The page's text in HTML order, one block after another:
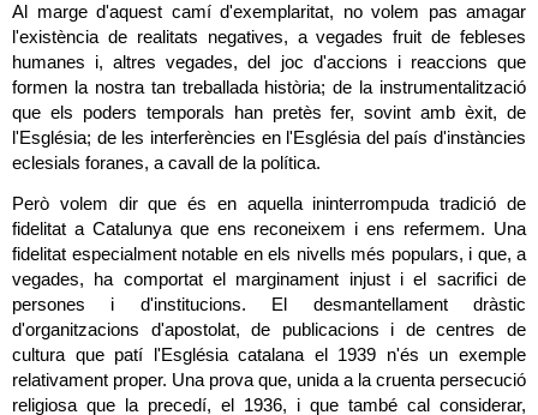
Al marge d'aquest camí d'exemplaritat, no volem pas amagar
l'existència de realitats negatives, a vegades fruit de febleses
humanes i, altres vegades, del joc d'accions i reaccions que
formen la nostra tan treballada història; de la instrumentalització
que els poders temporals han pretès fer, sovint amb èxit, de
l'Església; de les interferències en l'Església del país d'instàncies
eclesials foranes, a cavall de la política.
Però volem dir que és en aquella ininterrompuda tradició de
fidelitat a Catalunya que ens reconeixem i ens refermem. Una
fidelitat especialment notable en els nivells més populars, i que, a
vegades, ha comportat el marginament injust i el sacrifici de
persones i d'institucions. El desmantellament dràstic
d'organitzacions d'apostolat, de publicacions i de centres de
cultura que patí l'Església catalana el 1939 n'és un exemple
relativament proper. Una prova que, unida a la cruenta persecució
religiosa que la precedí, el 1936, i que també cal considerar,